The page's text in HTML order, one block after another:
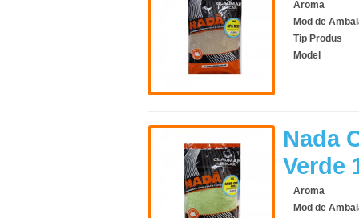
Aroma
Mod de
Tip Produs
Model
Nada
Verde
Aroma
Mod de